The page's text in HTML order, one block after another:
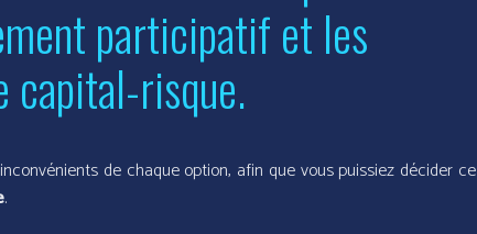
participatif et les
capital-risque.
de chaque option, afin que vous puissiez décider ce
.